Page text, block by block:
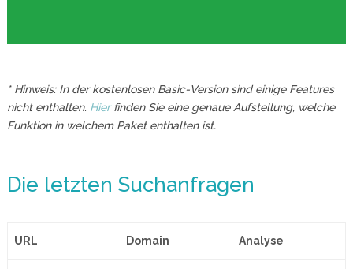
* Hinweis: In der kostenlosen Basic-Version sind einige Features
nicht enthalten. Hierfinden Sie eine genaue Aufstellung, welche
Funktion in welchem Paket enthalten ist.
Die letzten Suchanfragen
URL Domain Analyse